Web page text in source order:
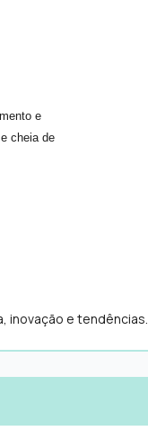
e
cheia de
inovação e tendências.